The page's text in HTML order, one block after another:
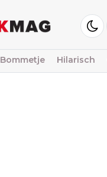
Bommetje Hilarisch